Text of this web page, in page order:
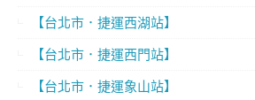
【台北市．捷運西湖站】
【台北市．捷運西門站】
【台北市．捷運象山站】